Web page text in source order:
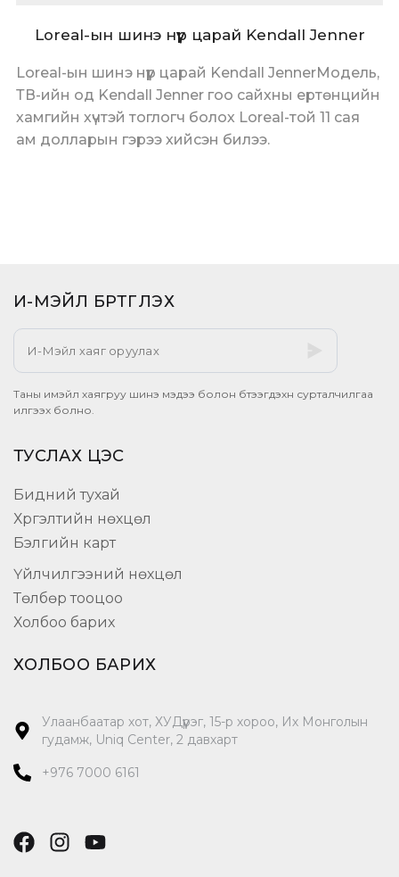
Loreal-ын шинэ нүүр царай Kendall Jenner
Loreal-ын шинэ нүүр царай Kendall JennerМодель,
ТВ-ийн од Kendall Jenner гоо сайхны ертөнцийн
хамгийн хүчтэй тоглогч болох Loreal-той 11 сая
ам долларын гэрээ хийсэн билээ.
И-МЭЙЛ БҮРТГҮҮЛЭХ​
Таны имэйл хаягруу шинэ мэдээ болон бүтээгдэхүүн сурталчилгаа
илгээх болно.
ТУСЛАХ ЦЭС
Бидний тухай
Хүргэлтийн нөхцөл
Бэлгийн карт
Үйлчилгээний нөхцөл
Төлбөр тооцоо
Холбоо барих
ХОЛБОО БАРИХ
Улаанбаатар хот, ХУДүүрэг, 15-р хороо, Их Монголын
гудамж, Uniq Center, 2 давхарт
+976 7000 6161